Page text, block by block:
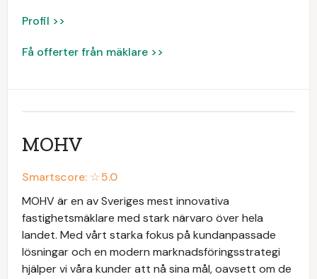
Profil >>
Få offerter från mäklare >>
MOHV
Smartscore: ☆5.0
MOHV är en av Sveriges mest innovativa
fastighetsmäklare med stark närvaro över hela
landet. Med vårt starka fokus på kundanpassade
lösningar och en modern marknadsföringsstrategi
hjälper vi våra kunder att nå sina mål, oavsett om de